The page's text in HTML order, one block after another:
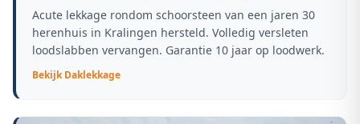
Acute lekkage rondom schoorsteen van een jaren 30
herenhuis in Kralingen hersteld. Volledig versleten
loodslabben vervangen. Garantie 10 jaar op loodwerk.
BekijkDaklekkage